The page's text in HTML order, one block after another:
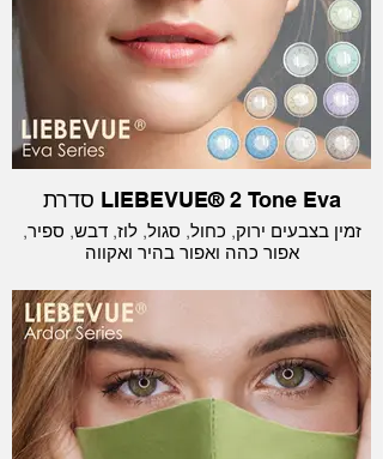
סדרת LIEBEVUE® 2 Tone Eva
זמין בצבעים ירוק, כחול, סגול, לוז, דבש, ספיר,
אפור כהה ואפור בהיר ואקווה